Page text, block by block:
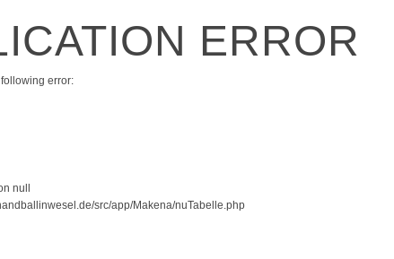
ERROR
error:
null
src/app/Makena/nuTabelle.php